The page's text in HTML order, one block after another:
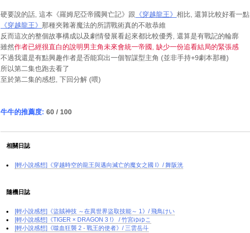
硬要說的話, 這本《羅姆尼亞帝國興亡記》跟 《穿越龍王》 相比, 還算比較好看一點
《穿越龍王》 那種夾雜著魔法的所謂戰術真的不敢恭維
反而這次的整個故事構成以及劇情發展看起來都比較優秀, 還算是有戰記的輪廓
雖然作者已經很直白的說明男主角未來會統一帝國, 缺少一份追看結局的緊張感
不過我還是有點興趣作者是否能寫出一個智謀型主角 (並非手持+9劇本那種)
所以第二集也跑去看了
至於第二集的感想, 下回分解 (喂)
牛牛的推薦度: 60 / 100
相關日誌
[輕小說感想]《穿越時空的龍王與邁向滅亡的魔女之國 I》/ 舞阪洸
隨機日誌
[輕小說感想]《盜賊神技 ～在異世界盜取技能～ 1》/ 飛鳥けい
[輕小說感想]《TIGER × DRAGON 3 !》 / 竹宮ゆゆこ
[輕小說感想]《噬血狂襲 2 - 戰王的使者》/ 三雲岳斗